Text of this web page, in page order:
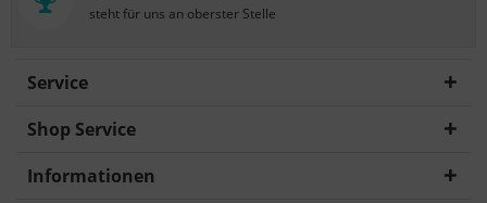
steht für uns an oberster Stelle
Service
Shop Service
Informationen